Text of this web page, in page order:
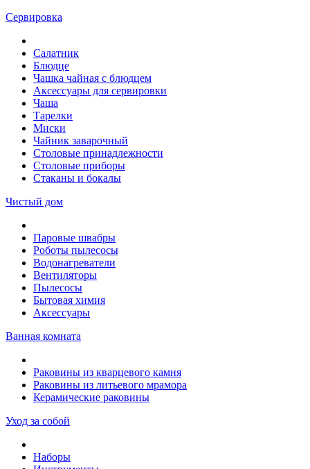
Сервировка
Салатник
Блюдце
Чашка чайная с блюдцем
Аксессуары для сервировки
Чаша
Тарелки
Миски
Чайник заварочный
Столовые принадлежности
Столовые приборы
Стаканы и бокалы
Чистый дом
Паровые швабры
Роботы пылесосы
Водонагреватели
Вентиляторы
Пылесосы
Бытовая химия
Аксессуары
Ванная комната
Раковины из кварцевого камня
Раковины из литьевого мрамора
Керамические раковины
Уход за собой
Наборы